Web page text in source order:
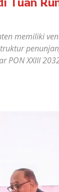
memiliki
PON XXIII